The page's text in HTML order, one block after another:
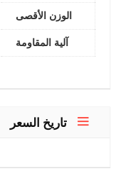
الوزن الأقصى
آلية المقاومة
تاريخ السعر